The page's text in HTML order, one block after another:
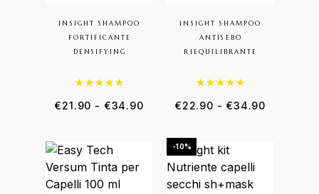
INSIGHT SHAMPOO
FORTIFICANTE
DENSIFYING
Valutato
€21.90 - €34.90
INSIGHT SHAMPOO
ANTISEBO
RIEQUILIBRANTE
Valutato
€22.90 - €34.90
-10%